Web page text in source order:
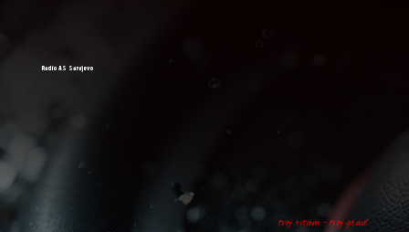
Radio AS Sarajevo
tvoj ritam - tvoj grad